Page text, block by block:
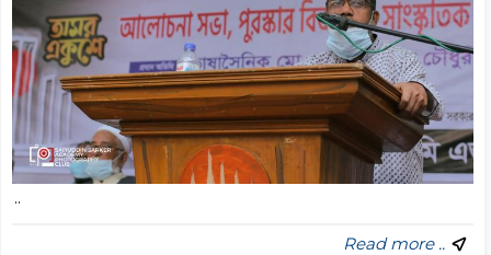
..
Read more ..